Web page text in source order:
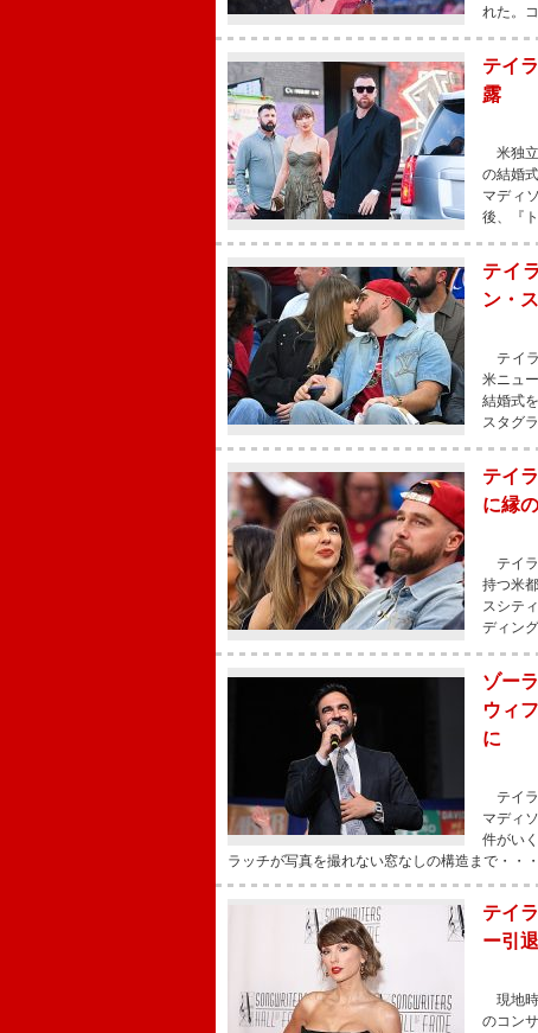
れた。
テイ
露
米独立
の結婚
マディ
後、『
テイ
ン・
テイ
米ニュ
結婚式
スタグ
テイ
に縁
テイラ
持つ米
スシテ
ディン
ゾー
ウィ
に
テイラ
マディ
件がい
ラッチが写真を撮れない窓なしの構造まで・・・
テイ
ー引
現地時
のコン